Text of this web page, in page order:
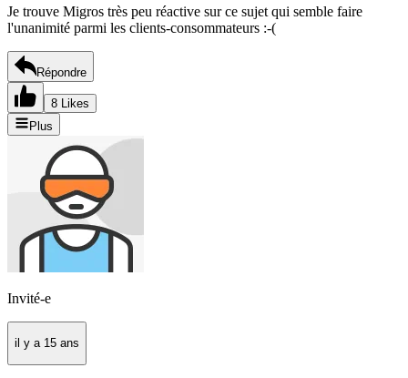
Je trouve Migros très peu réactive sur ce sujet qui semble faire
l'unanimité parmi les clients-consommateurs :-(
Répondre
8 Likes
Plus
Invité-e
il y a 15 ans